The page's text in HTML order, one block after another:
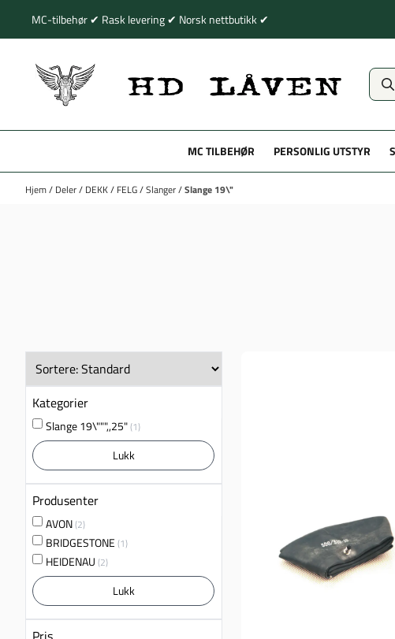
Hopp til innhold
MC-tilbehør ✔ Rask levering ✔ Norsk nettbutikk ✔
MC TILBEHØR PERSONLIG UTSTYR
Hjem/ Deler/ DEKK/ FELG/Slanger/Slange 19\"
Kategorier
Slange 19\""",,25"(1)
Lukk
Produsenter
AVON(2)
BRIDGESTONE (1)
HEIDENAU (2)
Lukk